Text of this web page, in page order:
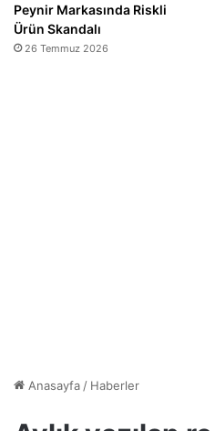
Peynir Markasında Riskli
Ürün Skandalı
26 Temmuz 2026